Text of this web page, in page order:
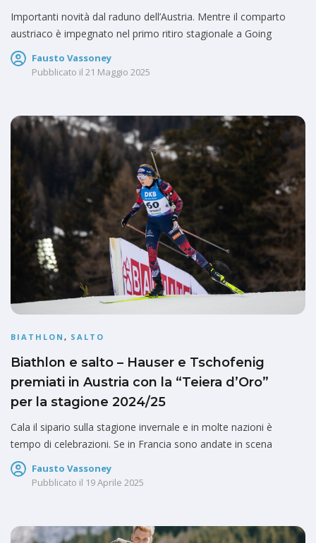
Importanti novità dal raduno dell’Austria. Mentre il comparto
austriaco è impegnato nel primo ritiro stagionale a Going
Fausto Vassoney
Pubblicato il 21 Maggio 2025
BIATHLON , SALTO
Biathlon e salto – Hauser e Tschofenig
premiati in Austria con la “Teiera d’Oro”
per la stagione 2024/25
Cala il sipario sulla stagione invernale e in molte nazioni è
tempo di celebrazioni. Se in Francia sono andate in scena
Fausto Vassoney
Pubblicato il 19 Aprile 2025